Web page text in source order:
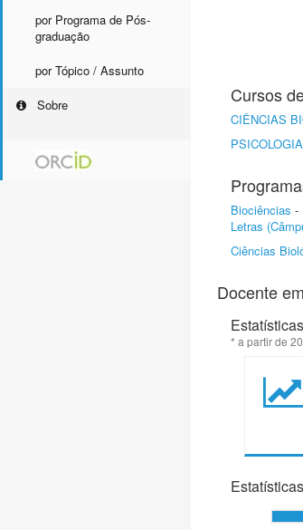
por Programa de Pós-
graduação
por Tópico / Assunto
Sobre
Cursos
CIÊNCIAS
PSICOLOGIA
Biociências -
Letras
Ciências
Docente
* a partir de